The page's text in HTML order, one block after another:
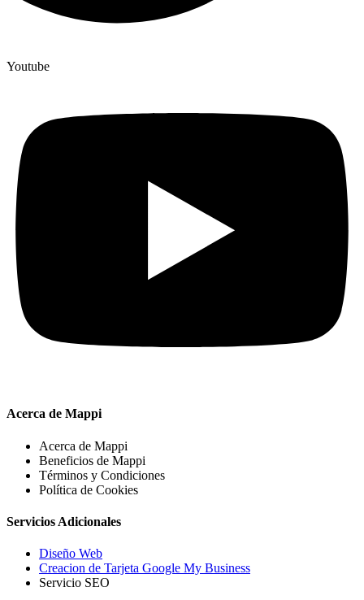
Youtube
Acerca de Mappi
Acerca de Mappi
Beneficios de Mappi
Términos y Condiciones
Política de Cookies
Servicios Adicionales
Diseño Web
Creacion de Tarjeta Google My Business
Servicio SEO